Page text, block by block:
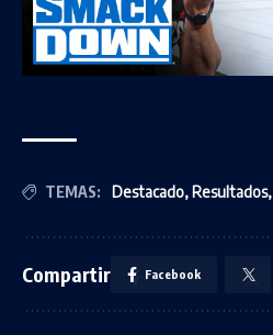
TEMAS: Destacado,Resultados,
Compartir Facebook